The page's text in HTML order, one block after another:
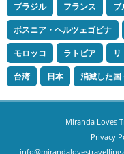
ブラジル
フランス ブ
ボスニア・ヘルツェゴビナ
モロッコ
ラトビア
台湾
日本 消滅した国
Miranda Loves
Privacy